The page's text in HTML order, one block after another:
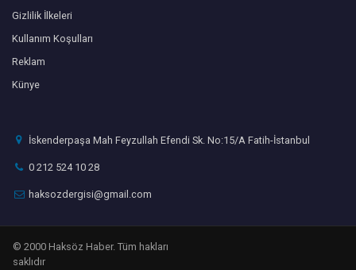
Gizlilik İlkeleri
Kullanım Koşulları
Reklam
Künye
İskenderpaşa Mah Feyzullah Efendi Sk. No:15/A Fatih-İstanbul
0 212 524 10 28
haksozdergisi@gmail.com
© 2000 Haksöz Haber. Tüm hakları
saklıdır